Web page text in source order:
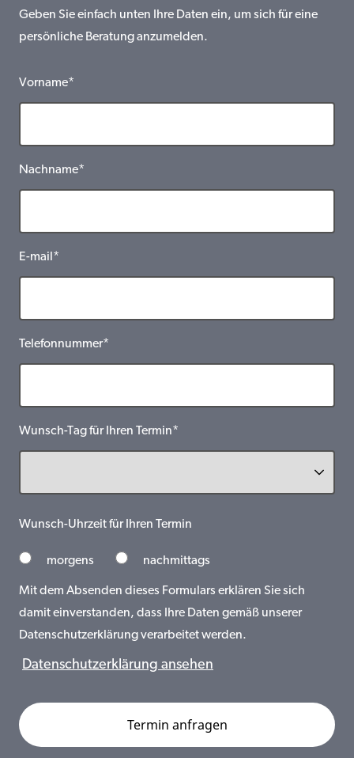
Geben Sie einfach unten Ihre Daten ein, um sich für eine
persönliche Beratung anzumelden.
Vorname*
Nachname*
E-mail*
Telefonnummer*
Wunsch-Tag für Ihren Termin*
Wunsch-Uhrzeit für Ihren Termin
morgens nachmittags
Mit dem Absenden dieses Formulars erklären Sie sich
damit einverstanden, dass Ihre Daten gemäß unserer
Datenschutzerklärung verarbeitet werden.
Datenschutzerklärung ansehen